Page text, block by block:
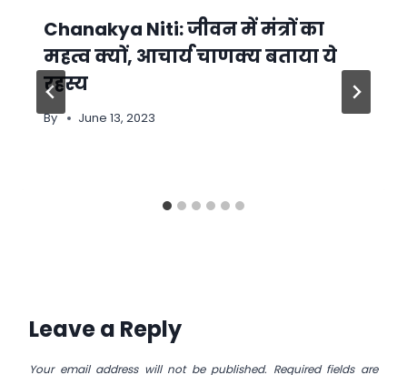
Chanakya Niti: जीवन में मंत्रों का
महत्व क्यों, आचार्य चाणक्य बताया ये
रहस्य
By June 13, 2023
Leave a Reply
Your email address will not be published. Required fields are